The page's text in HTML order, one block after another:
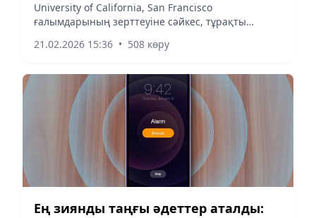
University of California, San Francisco
ғалымдарының зерттеуіне сәйкес, тұрақты
нығайтып, жасқа байланысты когнитивтік
21.02.2026 15:36 • 508 көру
Ең зиянды таңғы әдеттер аталды: